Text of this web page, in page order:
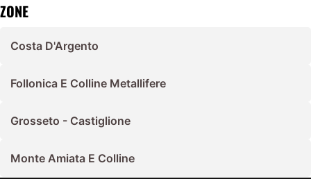
ZONE
Costa D'Argento
Follonica E Colline Metallifere
Grosseto - Castiglione
Monte Amiata E Colline